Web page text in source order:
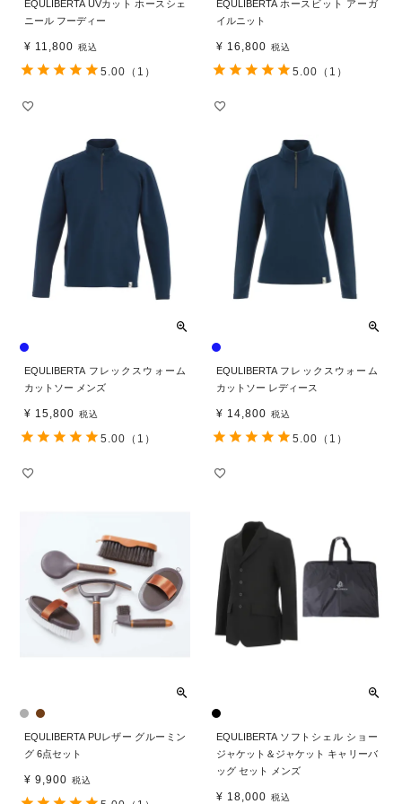
EQULIBERTA UVカット ホースシェ
ニール フーディー
¥ 11,800 税込
5.00 （1）
EQULIBERTA ホースビット アーガ
イルニット
¥ 16,800 税込
5.00 （1）
EQULIBERTA フレックスウォーム
カットソー メンズ
¥ 15,800 税込
5.00 （1）
EQULIBERTA フレックスウォーム
カットソー レディース
¥ 14,800 税込
5.00 （1）
EQULIBERTA PUレザー グルーミン
グ 6点セット
¥ 9,900 税込
EQULIBERTA ソフトシェル ショー
ジャケット＆ジャケット キャリーバ
ッグ セット メンズ
¥ 18,000 税込